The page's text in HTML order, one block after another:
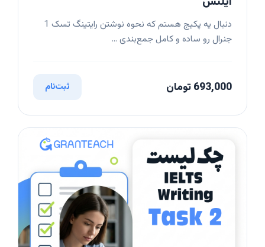
دنبال یه پکیج هستم که نحوه نوشتن رایتینگ تسک 1
جنرال رو ساده و کامل جمع‌بندی ...
693,000 تومان ثبت‌نام